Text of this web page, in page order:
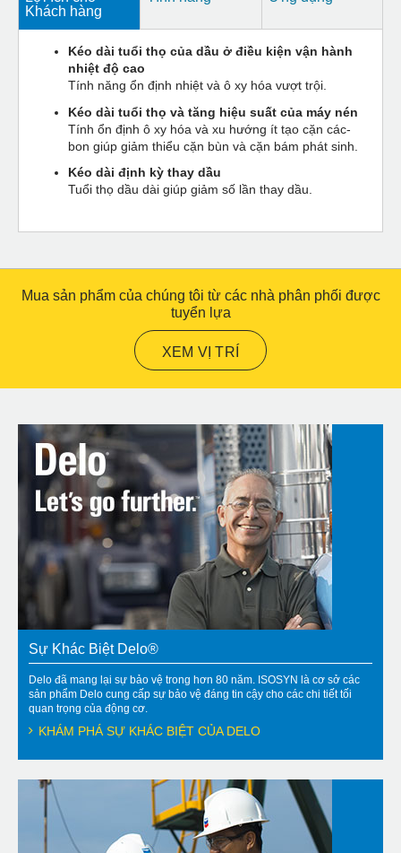
Khách hàng
Kéo dài tuổi thọ của dầu ở điều kiện vận hành
nhiệt độ cao
Tính năng ổn định nhiệt và ô xy hóa vượt trội.
Kéo dài tuổi thọ và tăng hiệu suất của máy nén
Tính ổn định ô xy hóa và xu hướng ít tạo cặn các-
bon giúp giảm thiểu cặn bùn và cặn bám phát sinh.
Kéo dài định kỳ thay dầu
Tuổi thọ dầu dài giúp giảm số lần thay dầu.
Mua sản phẩm của chúng tôi từ các nhà phân phối được
tuyển lựa
XEM VỊ TRÍ
Sự Khác Biệt Delo®
Delo đã mang lại sự bảo vệ trong hơn 80 năm. ISOSYN là cơ sở các
sản phẩm Delo cung cấp sự bảo vệ đáng tin cậy cho các chi tiết tối
quan trọng của động cơ.
KHÁM PHÁ SỰ KHÁC BIỆT CỦA DELO